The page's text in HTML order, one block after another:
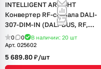
INTELLIGENT ARLIGHT
Конвертер RF-сигнала DALI-
307-DIM-IN (DALI-BUS, RF,
PUSH) (IARL, Пластик)
0 0 В наличии: 20 шт
Арт. 025602
5 689.80 ₽/шт